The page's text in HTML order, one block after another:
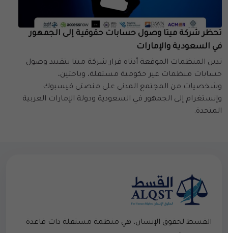
تحظر شركة ميتا وصول حسابات حقوقية إلى الجمهور
في السعودية والإمارات
تدين المنظمات الموقعة أدناه قرار شركة ميتا بتقييد وصول
حسابات منظمات غير حكومية مستقلة، وباحثين،
وشخصيات من المجتمع المدني على منصتي فيسبوك
وإنستغرام إلى الجمهور في السعودية ودولة الإمارات العربية
المتحدة.
القسط لحقوق الإنسان، هي منظمة مستقلة ذات قاعدة